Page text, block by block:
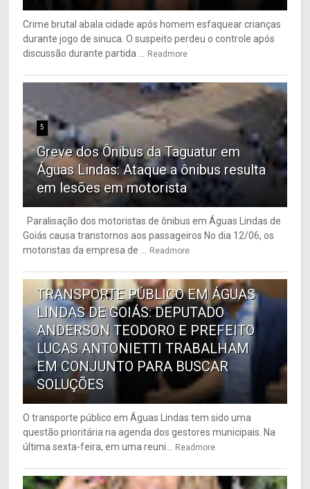
Crime brutal abala cidade após homem esfaquear crianças
durante jogo de sinuca. O suspeito perdeu o controle após
discussão durante partida ...
Readmore
5
Greve dos Ônibus da Taguatur em
Águas Lindas: Ataque a ônibus resulta
em lesões em motorista
Paralisação dos motoristas de ônibus em Águas Lindas de
Goiás causa transtornos aos passageiros No dia 12/06, os
motoristas da empresa de ...
Readmore
TRANSPORTE PÚBLICO EM ÁGUAS
LINDAS DE GOIÁS: DEPUTADO
ANDERSON TEODORO E PREFEITO
LUCAS ANTONIETTI TRABALHAM
EM CONJUNTO PARA BUSCAR
SOLUÇÕES
O transporte público em Águas Lindas tem sido uma
questão prioritária na agenda dos gestores municipais. Na
última sexta-feira, em uma reuni...
Readmore